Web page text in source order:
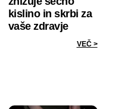
kislino in skrbi za
vaše zdravje
VEČ >